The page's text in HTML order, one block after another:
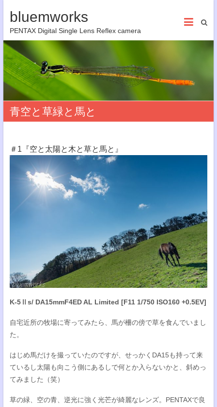
bluemworks
PENTAX Digital Single Lens Reflex camera
青空と草緑と馬と
＃1『空と太陽と木と草と馬と』
K-5Ⅱs/ DA15mmF4ED AL Limited [F11 1/750 ISO160 +0.5EV]
自宅近所の牧場に寄ってみたら、馬が柵の傍で草を食んでいまし
た。
はじめ馬だけを撮っていたのですが、せっかくDA15も持って来
ているし太陽も向こう側にあるしで何とか入らないかと、斜めっ
てみました（笑）
草の緑、空の青、逆光に強く光芒が綺麗なレンズ。PENTAXで良